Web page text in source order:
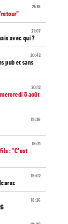
21:19
21:07
avec qui ?
20:42
pub et sans
20:12
5 août
19:36
19:21
: "C'est
19:02
18:26